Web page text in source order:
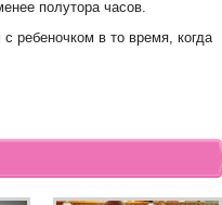
полутора часов.
ребеночком в то время, когда